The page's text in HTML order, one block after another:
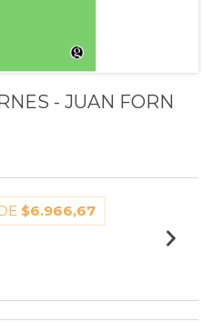
- JUAN FORN
$6.966,67